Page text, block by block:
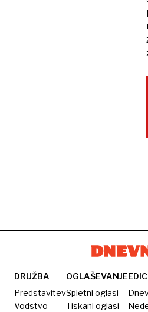
DRUŽBA
Predstavitev
Vodstvo
OGLAŠEVANJE
Spletni oglasi
Tiskani oglasi